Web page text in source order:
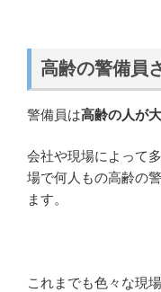
高齢の警備員
警備員は高齢の人が
会社や現場によって
場で何人もの高齢の
ます。
これまでも色々な現